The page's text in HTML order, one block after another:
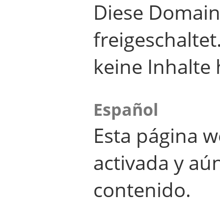
Diese
keine Inhalte
Español
Esta página
activada y
contenido.